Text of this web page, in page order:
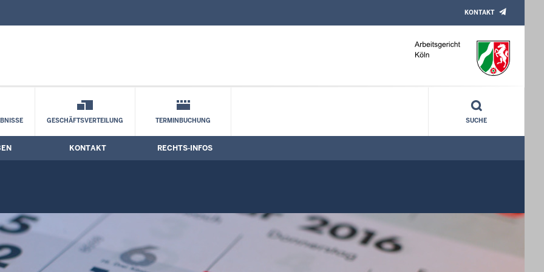
Kontaktformular
KONTAKT
GESCHÄFTSVERTEILUNG TERMINBUCHUNG SUCHE
KONTAKT RECHTS-INFOS